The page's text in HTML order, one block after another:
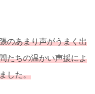
のあまり声がうまく出
たちの温かい声援によ
した。